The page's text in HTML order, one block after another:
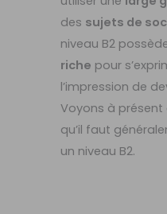
des sujets de
niveau B2
riche pour
l’impression de
Voyons à présent
qu’il faut
un niveau B2.